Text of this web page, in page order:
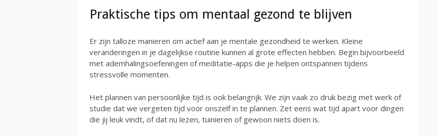
Praktische tips om mentaal gezond te blijven
Er zijn talloze manieren om actief aan je mentale gezondheid te werken. Kleine
veranderingen in je dagelijkse routine kunnen al grote effecten hebben. Begin bijvoorbeeld
met ademhalingsoefeningen of meditatie-apps die je helpen ontspannen tijdens
stressvolle momenten.
Het plannen van persoonlijke tijd is ook belangrijk. We zijn vaak zo druk bezig met werk of
studie dat we vergeten tijd voor onszelf in te plannen. Zet eens wat tijd apart voor dingen
die jij leuk vindt, of dat nu lezen, tuinieren of gewoon niets doen is.